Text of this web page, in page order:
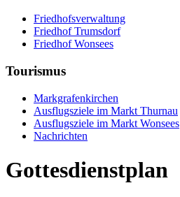
Friedhofsverwaltung
Friedhof Trumsdorf
Friedhof Wonsees
Tourismus
Markgrafenkirchen
Ausflugsziele im Markt Thurnau
Ausflugsziele im Markt Wonsees
Nachrichten
Gottesdienstplan